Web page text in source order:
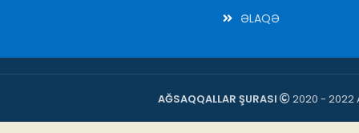
ƏLAQƏ
AĞSAQQALLAR ŞURASI 2020 - 2022